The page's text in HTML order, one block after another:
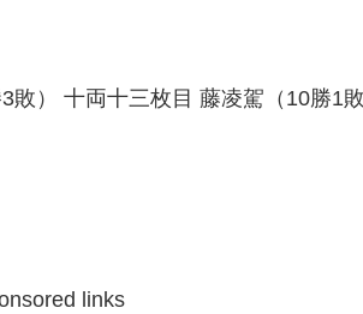
） 十両十三枚目 藤凌駕（10勝1
links